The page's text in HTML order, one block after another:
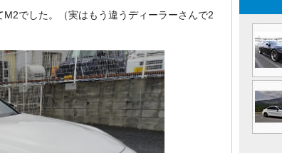
でした。（実はもう違うディーラーさんで2